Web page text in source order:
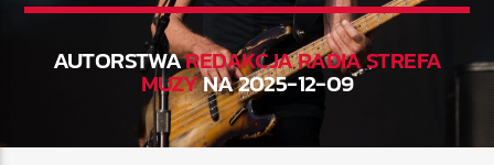
TERAZ GRAMY
AUTORSTWAREDAKCJA RADIA STREFA
MUZYNA 2025-12-09